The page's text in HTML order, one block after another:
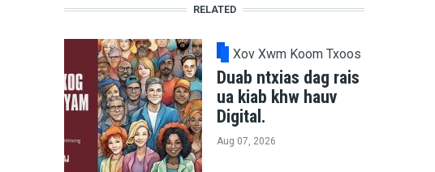
RELATED
Xov Xwm Koom Txoos
Duab ntxias dag rais
ua kiab khw hauv
Digital.
Aug 07, 2026